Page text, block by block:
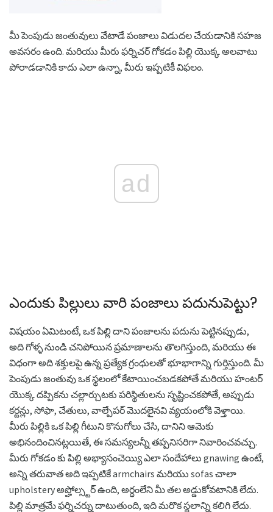
మీ పెంపుడు జంతువులు వేటాడే పంజాలు విడుదల చేయడానికి సహజ
అవసరం ఉంది. మరియు మీరు ఫర్నిచర్ గోకడం పిల్లి యొక్క అలవాటు
పోరాడడానికి కాదు ఎలా ఉన్నా, మీరు ఇప్పటికీ విఫలం.
ad
ఎందుకు పిల్లులు వారి పంజాలు పదునుపెట్టు?
విషయం ఏమిటంటే, ఒక పిల్లి దాని పంజాలను పదును పెట్టినప్పుడు,
అది గోళ్ళ నుండి చనిపోయిన ప్రమాణాలను తొలగిస్తుంది, మరియు ఈ
విధంగా అది శక్తులపై ఉన్న ప్రత్యేక గ్రంధులతో భూభాగాన్ని గుర్తిస్తుంది. మీ
పెంపుడు జంతువు ఒక స్థలంలో కేటాయించబడకపోతే మరియు హంటర్
యొక్క దప్పికను చల్లార్చుటకు పరిస్థితులను సృష్టించకపోతే, అప్పుడు
కర్టన్లు, సోఫా, చేతులు, వాల్పేపర్ మొదలైనవి వ్యయంలోకి వెళ్తాయి.
మీరు పిల్లికి ఒక పిల్లి గీటుని కొనుగోలు చేసి, దానిని ఆమెకు
అభినందించినట్లయితే, ఈ సమస్యలన్నీ తప్పనిసరిగా నివారించవచ్చు.
మీరు గోకడం కు పిల్లి అభ్యాసంచెయ్యి ఎలా సందేహాలు gnawing ఉంటే,
అన్ని తరువాత అది ఇప్పటికే armchairs మరియు sofas చాలా
upholstery అప్హోల్స్టర్ ఉంది, అర్ధంలేని మీ తల అడ్డుకోవటానికి లేదు.
పిల్లి మాత్రమే ఫర్నిచర్ను దాటుతుంది, ఇది మరొక స్థలాన్ని కలిగి లేదు.